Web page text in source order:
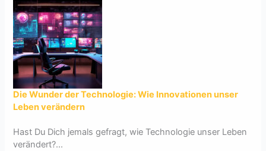
Die Wunder der Technologie: Wie Innovationen unser
Leben verändern
Hast Du Dich jemals gefragt, wie Technologie unser Leben
verändert?...